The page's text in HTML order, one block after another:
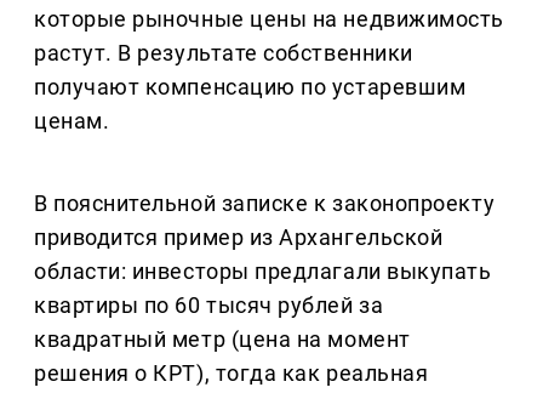
которые рыночные цены на недвижимость
растут. В результате собственники
получают компенсацию по устаревшим
ценам.
В пояснительной записке к законопроекту
приводится пример из Архангельской
области: инвесторы предлагали выкупать
квартиры по 60 тысяч рублей за
квадратный метр (цена на момент
решения о КРТ), тогда как реальная